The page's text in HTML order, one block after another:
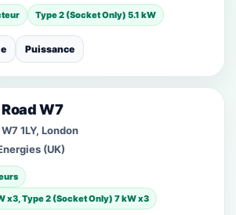
Type 2 (Socket Only) 5.1 kW
Puissance
W7
1LY, London
(UK)
x3, Type 2 (Socket Only) 7 kW x3